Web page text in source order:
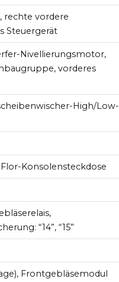
vordere
Steuergerät
Nivellierungsmotor,
vorderes
High/Low-
Konsolensteckdose
“14”, “15”
Frontgebläsemodul